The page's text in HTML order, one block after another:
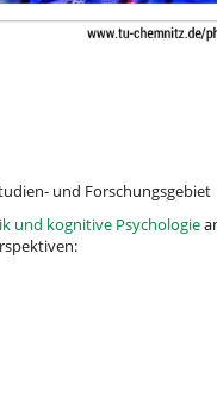
und Forschungsgebiet
und kognitive Psychologie